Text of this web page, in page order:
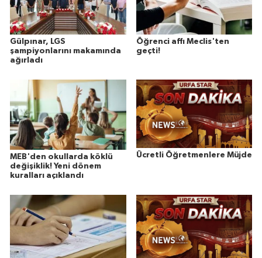
Gülpınar, LGS
şampiyonlarını makamında
ağırladı
Öğrenci affı Meclis'ten
geçti!
MEB'den okullarda köklü
değişiklik! Yeni dönem
kuralları açıklandı
Ücretli Öğretmenlere Müjde